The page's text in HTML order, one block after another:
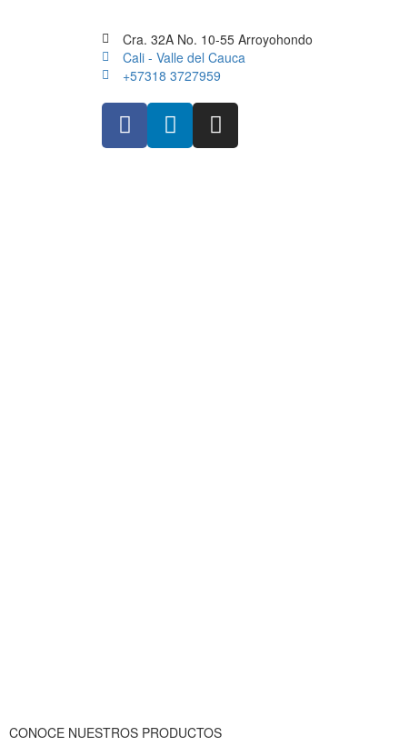
Cra. 32A No. 10-55 Arroyohondo
Cali - Valle del Cauca
+57318 3727959
CONOCE NUESTROS PRODUCTOS